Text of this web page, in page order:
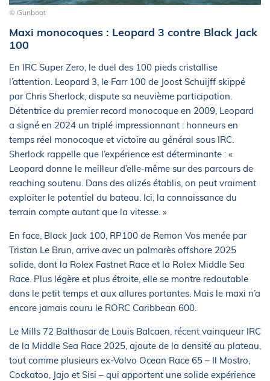
© Gunboat
Maxi monocoques : Leopard 3 contre Black Jack
100
En IRC Super Zero, le duel des 100 pieds cristallise
l’attention. Leopard 3, le Farr 100 de Joost Schuijff skippé
par Chris Sherlock, dispute sa neuvième participation.
Détentrice du premier record monocoque en 2009, Leopard
a signé en 2024 un triplé impressionnant : honneurs en
temps réel monocoque et victoire au général sous IRC.
Sherlock rappelle que l’expérience est déterminante : «
Leopard donne le meilleur d’elle-même sur des parcours de
reaching soutenu. Dans des alizés établis, on peut vraiment
exploiter le potentiel du bateau. Ici, la connaissance du
terrain compte autant que la vitesse. »
En face, Black Jack 100, RP100 de Remon Vos menée par
Tristan Le Brun, arrive avec un palmarès offshore 2025
solide, dont la Rolex Fastnet Race et la Rolex Middle Sea
Race. Plus légère et plus étroite, elle se montre redoutable
dans le petit temps et aux allures portantes. Mais le maxi n’a
encore jamais couru le RORC Caribbean 600.
Le Mills 72 Balthasar de Louis Balcaen, récent vainqueur IRC
de la Middle Sea Race 2025, ajoute de la densité au plateau,
tout comme plusieurs ex-Volvo Ocean Race 65 – Il Mostro,
Cockatoo, Jajo et Sisi – qui apportent une solide expérience